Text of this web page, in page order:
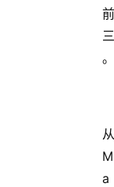
前
三
。
从
M
a